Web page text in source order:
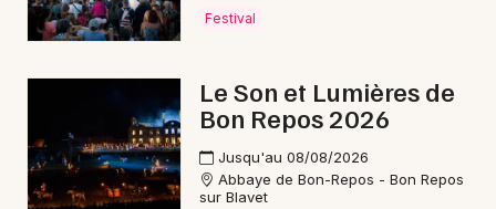
Je m'abonne
Festival
Le Son et Lumières de
Bon Repos 2026
Jusqu'au 08/08/2026
Abbaye de Bon-Repos - Bon Repos
sur Blavet